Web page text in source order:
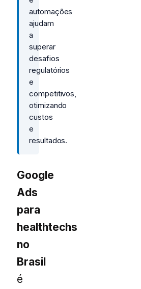
automações
ajudam
a
superar
desafios
regulatórios
e
competitivos,
otimizando
custos
e
resultados.
Google
Ads
para
healthtechs
no
Brasil
é